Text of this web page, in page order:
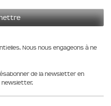
Nous nous engageons à ne
de la newsletter en
newsletter.